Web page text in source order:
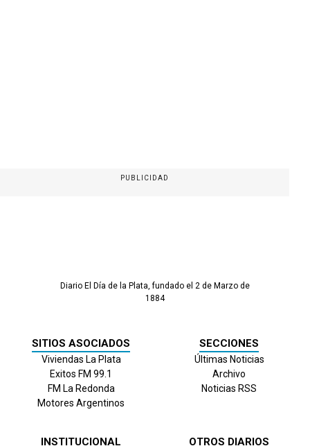
PUBLICIDAD
Diario El Día de la Plata, fundado el 2 de Marzo de
1884
SITIOS ASOCIADOS
Viviendas La Plata
Exitos FM 99.1
FM La Redonda
Motores Argentinos
SECCIONES
Últimas Noticias
Archivo
Noticias RSS
INSTITUCIONAL OTROS DIARIOS